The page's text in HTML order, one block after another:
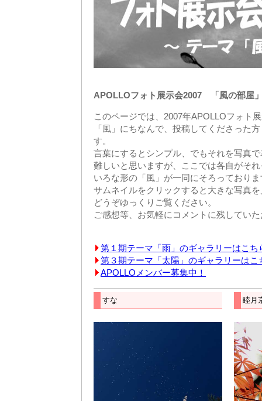
APOLLOフォト展示会2007 「風の部屋
このページでは、2007年APOLLOフォト
「風」にちなんで、投稿してくださった
す。
言葉にするとシンプル、でもそれを写真
難しいと思いますが、ここでは各自がそ
いろな形の「風」が一同にそろっており
サムネイルをクリックすると大きな写真
どうぞゆっくりご覧ください。
ご感想等、お気軽にコメントに残してい
第１期テーマ「雨」のギャラリーはこち
第３期テーマ「太陽」のギャラリーはこ
APOLLOメンバー募集中！
すな 睦月